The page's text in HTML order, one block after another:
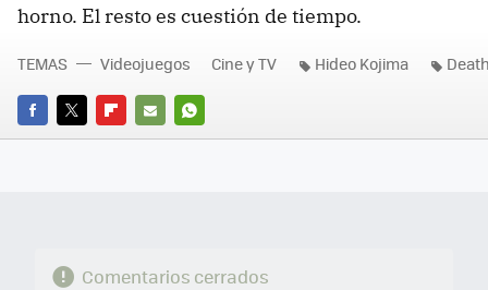
horno. El resto es cuestión de tiempo.
FACEBOOK
TWITTERFLIPBOARD
E-
WHATSAPP
TEMAS Videojuegos Cine y TV Hideo Kojima
Comentarios cerrados